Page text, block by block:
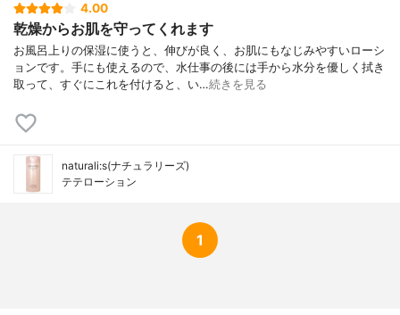
4.00
乾燥からお肌を守ってくれます
お風呂上りの保湿に使うと、伸びが良く、お肌にもなじみやすいローシ
ョンです。手にも使えるので、水仕事の後には手から水分を優しく拭き
取って、すぐにこれを付けると、い…続きを見る
naturali:s(ナチュラリーズ)
テテローション
1